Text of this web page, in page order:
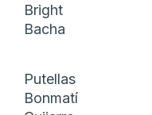
Bright
Bacha
Putellas
Bonmatí